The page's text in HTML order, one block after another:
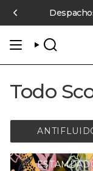
contenido
en compras
BÚSQUEDA
Todo